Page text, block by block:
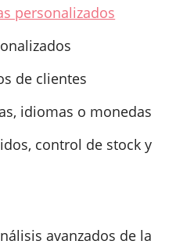
personalizados
de clientes
idiomas o monedas
control de stock y
avanzados de la